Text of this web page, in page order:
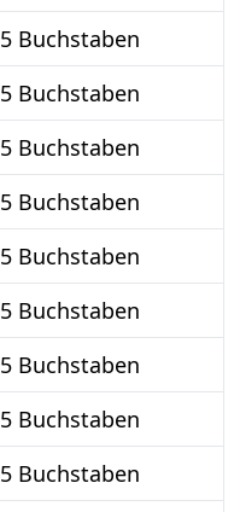
5 Buchstaben
5 Buchstaben
5 Buchstaben
5 Buchstaben
5 Buchstaben
5 Buchstaben
5 Buchstaben
5 Buchstaben
5 Buchstaben